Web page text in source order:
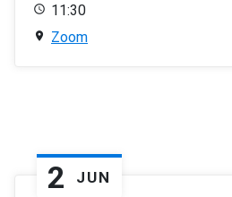
11:30
Zoom
2 JUN